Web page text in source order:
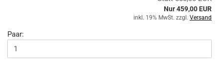
Nur 459,00 EUR
inkl. 19% MwSt. zzgl. Versand
Paar: